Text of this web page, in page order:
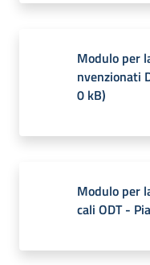
Modulo per
nvenzionati
0 kB)
Modulo per
cali ODT -